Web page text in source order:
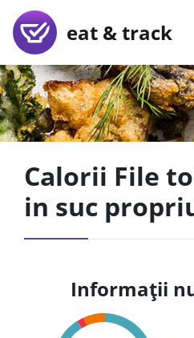
eat & track
Calorii File
in suc
Informații